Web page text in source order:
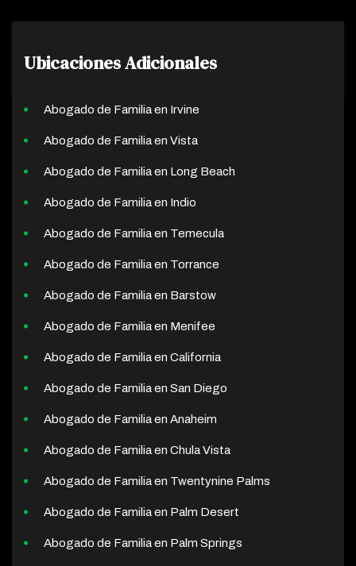
Ubicaciones Adicionales
Abogado de Familia en Irvine
Abogado de Familia en Vista
Abogado de Familia en Long Beach
Abogado de Familia en Indio
Abogado de Familia en Temecula
Abogado de Familia en Torrance
Abogado de Familia en Barstow
Abogado de Familia en Menifee
Abogado de Familia en California
Abogado de Familia en San Diego
Abogado de Familia en Anaheim
Abogado de Familia en Chula Vista
Abogado de Familia en Twentynine Palms
Abogado de Familia en Palm Desert
Abogado de Familia en Palm Springs